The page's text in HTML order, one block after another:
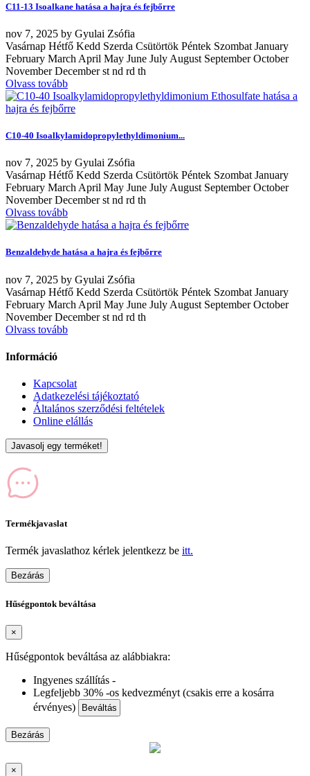
C11-13 Isoalkane hatása a hajra és fejbőrre
nov 7, 2025 by Gyulai Zsófia
Vasárnap Hétfő Kedd Szerda Csütörtök Péntek Szombat January
February March April May June July August September October
November December st nd rd th
Olvass tovább
C10-40 Isoalkylamidopropylethyldimonium...
nov 7, 2025 by Gyulai Zsófia
Vasárnap Hétfő Kedd Szerda Csütörtök Péntek Szombat January
February March April May June July August September October
November December st nd rd th
Olvass tovább
Benzaldehyde hatása a hajra és fejbőrre
nov 7, 2025 by Gyulai Zsófia
Vasárnap Hétfő Kedd Szerda Csütörtök Péntek Szombat January
February March April May June July August September October
November December st nd rd th
Olvass tovább
Információ
Kapcsolat
Adatkezelési tájékoztató
Általános szerződési feltételek
Online elállás
Javasolj egy terméket!
Termékjavaslat
Termék javaslathoz kérlek jelentkezz be itt.
Bezárás
Hűségpontok beváltása
×
Hűségpontok beváltása az alábbiakra:
Ingyenes szállítás -
Legfeljebb 30% -os kedvezményt (csakis erre a kosárra
érvényes)
Beváltás
Bezárás
×